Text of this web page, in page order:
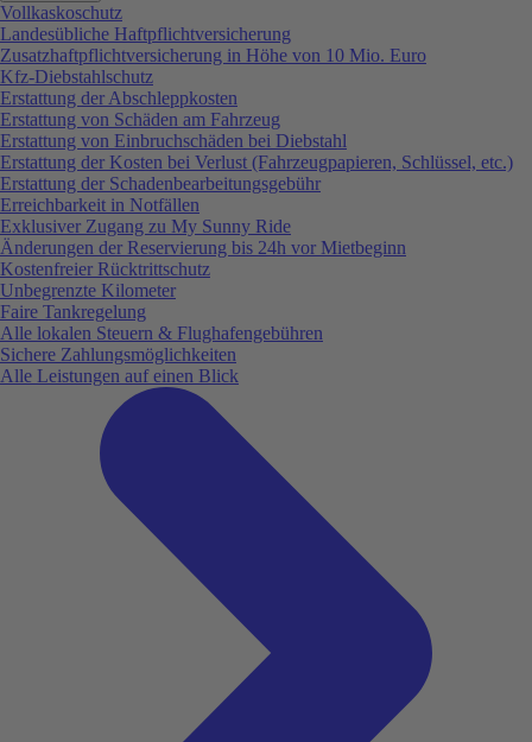
Vollkaskoschutz
Landesübliche Haftpflichtversicherung
Zusatzhaftpflichtversicherung in Höhe von 10 Mio. Euro
Kfz-Diebstahlschutz
Erstattung der Abschleppkosten
Erstattung von Schäden am Fahrzeug
Erstattung von Einbruchschäden bei Diebstahl
Erstattung der Kosten bei Verlust (Fahrzeugpapieren, Schlüssel, etc.)
Erstattung der Schadenbearbeitungsgebühr
Erreichbarkeit in Notfällen
Exklusiver Zugang zu My Sunny Ride
Änderungen der Reservierung bis 24h vor Mietbeginn
Kostenfreier Rücktrittschutz
Unbegrenzte Kilometer
Faire Tankregelung
Alle lokalen Steuern & Flughafengebühren
Sichere Zahlungsmöglichkeiten
Alle Leistungen auf einen Blick